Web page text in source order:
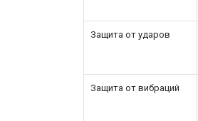
Защита от ударов
Защита от вибраций